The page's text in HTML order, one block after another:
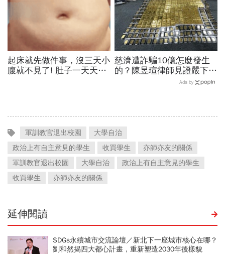
起床就先做件事，沒三天小
腹就不見了! 肚子一天天變
慈濟遭詐騙10億怎麼發生
的？陳昱瑄律師見證嚴下跪
博信任！豪宅藏158公斤黃
Ads by
軍訓教官退出校園
大學自治
政治上有自主意見的學生
收買學生
亦師亦友的關係
軍訓教官退出校園
大學自治
政治上有自主意見的學生
收買學生
亦師亦友的關係
延伸閱讀
SDGs永續城市交流論壇／新北下一座城市核心在哪？
劉和然揭四大都心計畫，重新塑造2030年後樣貌